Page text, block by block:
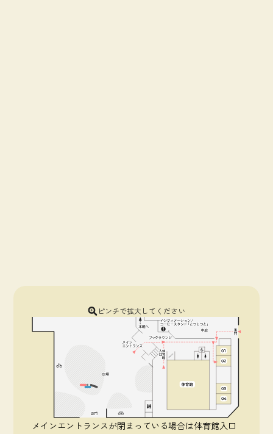
ピンチで拡大してください
メインエントランスが閉まっている場合は体育館入口